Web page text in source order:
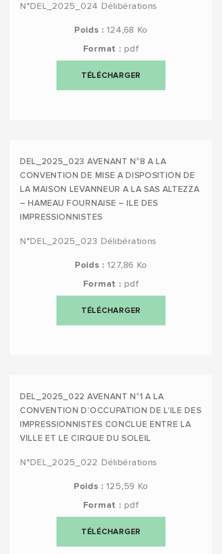
N°DEL_2025_024 Délibérations
Poids : 124,68 Ko
Format : pdf
TÉLÉCHARGER
DEL_2025_023 AVENANT N°8 A LA
CONVENTION DE MISE A DISPOSITION DE
LA MAISON LEVANNEUR A LA SAS ALTEZZA
– HAMEAU FOURNAISE – ILE DES
IMPRESSIONNISTES
N°DEL_2025_023 Délibérations
Poids : 127,86 Ko
Format : pdf
TÉLÉCHARGER
DEL_2025_022 AVENANT N°1 A LA
CONVENTION D’OCCUPATION DE L’ILE DES
IMPRESSIONNISTES CONCLUE ENTRE LA
VILLE ET LE CIRQUE DU SOLEIL
N°DEL_2025_022 Délibérations
Poids : 125,59 Ko
Format : pdf
TÉLÉCHARGER